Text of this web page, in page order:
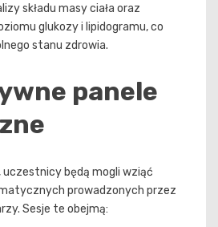
składu masy ciała oraz
glukozy i lipidogramu, co
stanu zdrowia.
panele
uczestnicy będą mogli wziąć
prowadzonych przez
Sesje te obejmą: